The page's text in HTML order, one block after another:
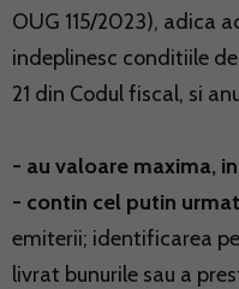
OUG 115/2023), adica
indeplinesc conditiile de
21 din Codul fiscal, si
- au valoare maxima,
- contin cel putin
emiterii; identificarea
livrat bunurile sau a